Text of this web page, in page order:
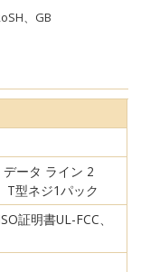
、GB
ータ ライン 2
T型ネジ1パック
証明書UL-FCC、